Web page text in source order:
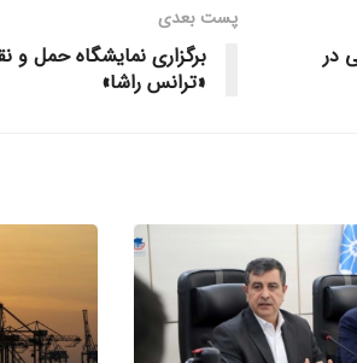
در
پست‌ بعدی
برگزاری نمایشگاه حمل
«ترانس راشا»